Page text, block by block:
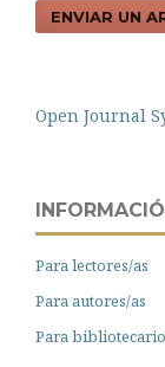
ENVIAR UN
Open Journal
Para lectores/as
Para autores/as
Para